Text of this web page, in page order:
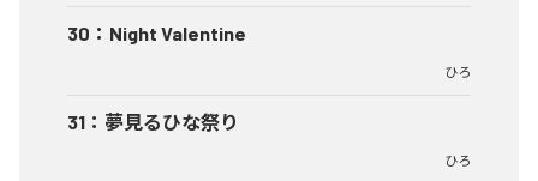
30 ： Night Valentine
ひろ
31 ： 夢見るひな祭り
ひろ